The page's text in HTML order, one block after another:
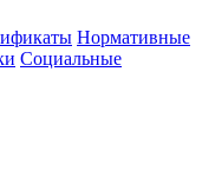
Нормативные
Социальные